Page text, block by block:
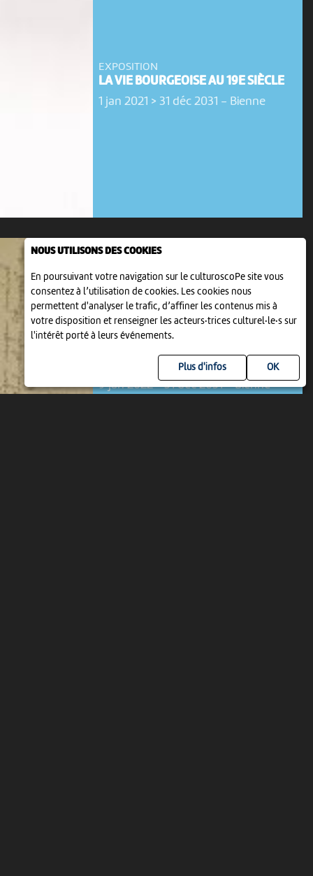
NOUS UTILISONS DES COOKIES
En poursuivant votre navigation sur le culturoscoPe site vous
consentez à l’utilisation de cookies. Les cookies nous
permettent d'analyser le trafic, d’affiner les contenus mis à
votre disposition et renseigner les acteurs·trices culturel·le·s sur
l'intérêt porté à leurs événements.
Plus d'infos
EXPOSITION
LA VIE BOURGEOISE AU 19E SIÈCLE
1 jan 2021 > 31 déc 2031 - Bienne
LES LETTRES DE ROBERT WALSER
9 jan 2022 > 31 déc 2031-Bienne